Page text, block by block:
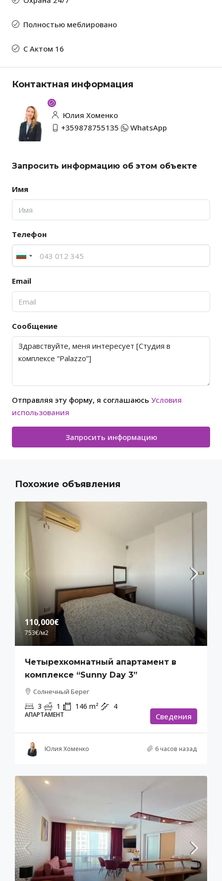
Полностью меблировано
С Актом 16
Контактная информация
Юлия Хоменко
+359878755135
WhatsApp
Запросить информацию об этом объекте
Имя
Телефон
Email
Сообщение
Отправляя эту форму, я соглашаюсь Условия
использования
Запросить информацию
Похожие объявления
110,000€
753€/м2
Четырехкомнатный апартамент в
комплексе “Sunny Day 3”
Солнечный Берег
3 1 146 m² 4
АПАРТАМЕНТ Cведения
Юлия Хоменко 6 часов назад